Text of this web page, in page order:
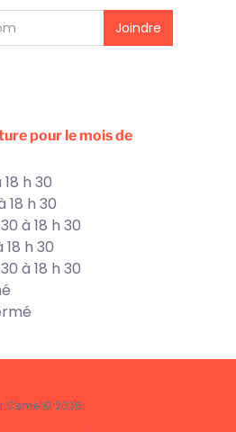
pour le mois de
18 h 30
18 h 30
à 18 h 30
18 h 30
à 18 h 30
Cemé © 2026